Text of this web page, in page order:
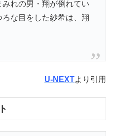
れの男・翔が倒れてい
な目をした紗希は、翔
U-NEXTより引用